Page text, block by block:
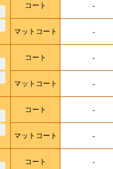
コート -
マットコート -
コート -
マットコート -
コート -
マットコート -
コート -